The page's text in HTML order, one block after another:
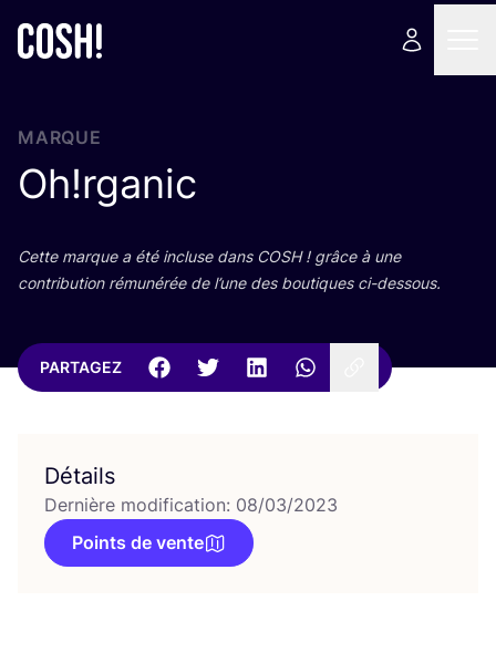
MARQUE
Oh!rganic
Cette marque a été incluse dans COSH! grâce à une
contri­bu­tion rému­né­rée de l’une des bou­tiques ci-dessous.
PARTAGEZ
Détails
Dernière modification: 08/03/2023
Points de vente